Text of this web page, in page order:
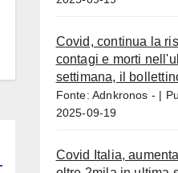
Covid, continua la
contagi e morti
settimana, il
Fonte: Adnkronos -
2025-09-19
Covid Italia,